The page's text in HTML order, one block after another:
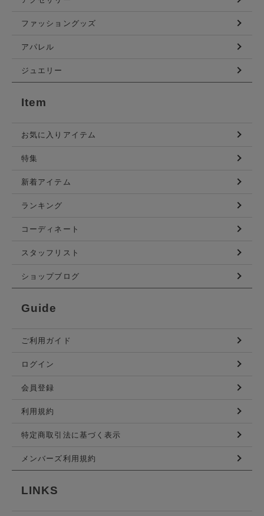
ファッショングッズ
アパレル
ジュエリー
Item
お気に入りアイテム
特集
新着アイテム
ランキング
コーディネート
スタッフリスト
ショップブログ
Guide
ご利用ガイド
ログイン
会員登録
利用規約
特定商取引法に基づく表示
メンバーズ利用規約
LINKS